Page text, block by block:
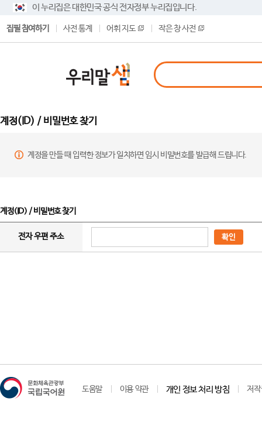
이 누리집은 대한민국 공식 전자정부 누리집입니다.
집필 참여하기 사전 통계 어휘 지도 작은 창 사전
계정(ID) / 비밀번호 찾기
계정을 만들 때 입력한 정보가 일치하면 임시 비밀번호를 발급해 드립니다.
계정(ID) / 비밀번호 찾기
전자 우편 주소 확인
도움말 이용 약관 개인 정보 처리 방침 저